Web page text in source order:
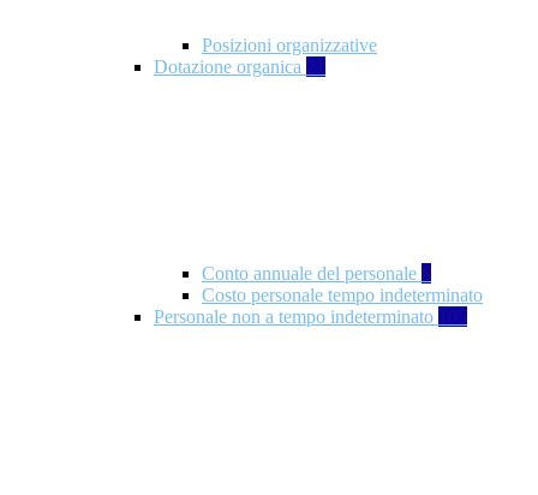
Posizioni organizzative
Dotazione organica 21
Conto annuale del personale 8
Costo personale tempo indeterminato
Personale non a tempo indeterminato 105